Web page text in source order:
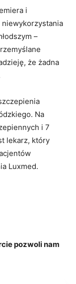
i
–
że żadna
Na
i 7
lekarz, który
Luxmed.
pozwoli nam